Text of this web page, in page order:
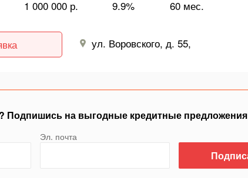
1 000 000 р. 9.9% 60 мес.
ул. Воровского, д. 55,
Подпишись на выгодные кредитные предложения
Эл. почта